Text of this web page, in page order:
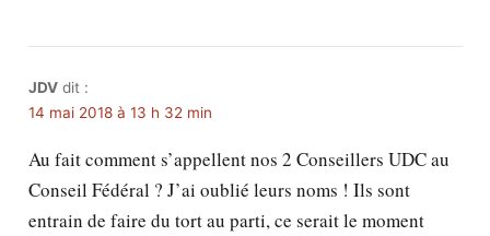
JDV dit :
14 mai 2018 à 13 h 32 min
Au fait comment s’appellent nos 2 Conseillers UDC au
Conseil Fédéral ? J’ai oublié leurs noms ! Ils sont
entrain de faire du tort au parti, ce serait le moment